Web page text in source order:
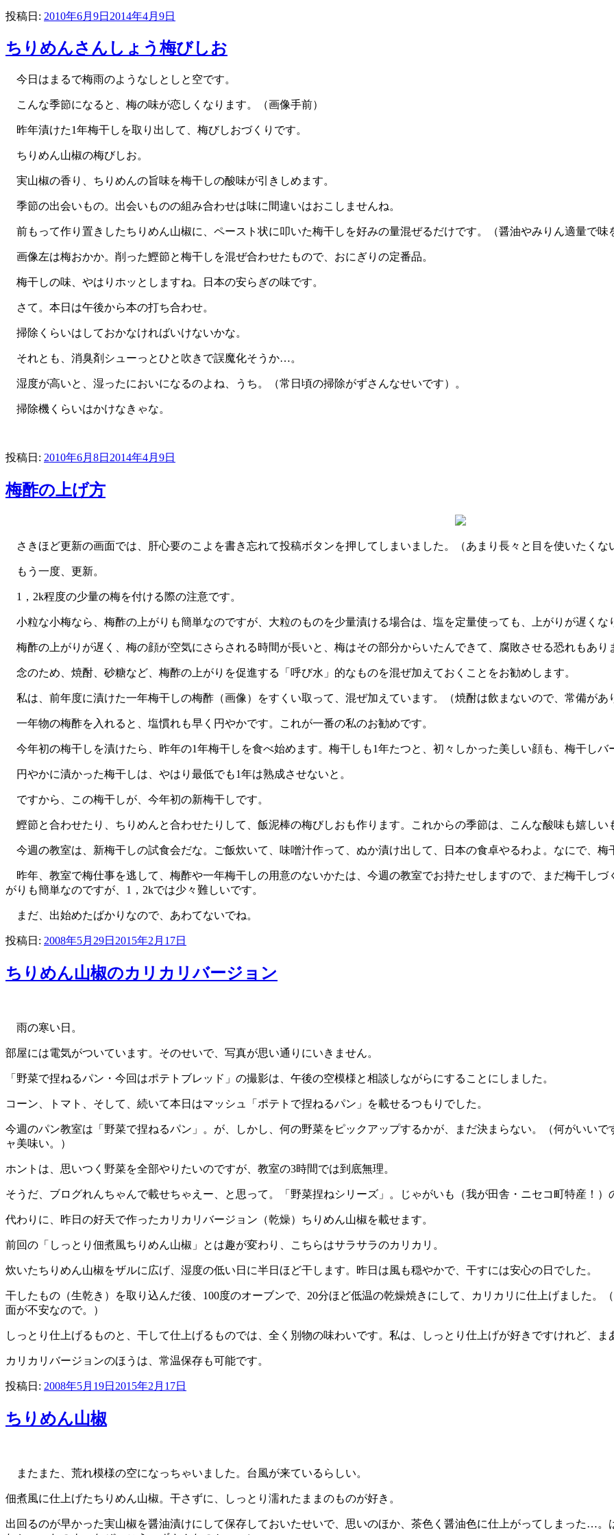
投稿日: 2010年6月9日 2014年4月9日
ちりめんさんしょう梅びしお
今日はまるで梅雨のようなしとしと空です。
こんな季節になると、梅の味が恋しくなります。（画像手前）
昨年漬けた1年梅干しを取り出して、梅びしおづくりです。
ちりめん山椒の梅びしお。
実山椒の香り、ちりめんの旨味を梅干しの酸味が引きしめます。
季節の出会いもの。出会いものの組み合わせは味に間違いはおこしませんね。
前もって作り置きしたちりめん山椒に、ペースト状に叩いた梅干しを好みの量混ぜるだけです。（醤油やみりん適量で味
画像左は梅おかか。削った鰹節と梅干しを混ぜ合わせたもので、おにぎりの定番品。
梅干しの味、やはりホッとしますね。日本の安らぎの味です。
さて。本日は午後から本の打ち合わせ。
掃除くらいはしておかなければいけないかな。
それとも、消臭剤シューっとひと吹きで誤魔化そうか…。
湿度が高いと、湿ったにおいになるのよね、うち。（常日頃の掃除がずさんなせいです）。
掃除機くらいはかけなきゃな。
投稿日: 2010年6月8日 2014年4月9日
梅酢の上げ方
さきほど更新の画面では、肝心要のこよを書き忘れて投稿ボタンを押してしまいました。（あまり長々と目を使いたくな
もう一度、更新。
1，2k程度の少量の梅を付ける際の注意です。
小粒な小梅なら、梅酢の上がりも簡単なのですが、大粒のものを少量漬ける場合は、塩を定量使っても、上がりが遅くな
梅酢の上がりが遅く、梅の顔が空気にさらされる時間が長いと、梅はその部分からいたんできて、腐敗させる恐れもあり
念のため、焼酎、砂糖など、梅酢の上がりを促進する「呼び水」的なものを混ぜ加えておくことをお勧めします。
私は、前年度に漬けた一年梅干しの梅酢（画像）をすくい取って、混ぜ加えています。（焼酎は飲まないので、常備があ
一年物の梅酢を入れると、塩慣れも早く円やかです。これが一番の私のお勧めです。
今年初の梅干しを漬けたら、昨年の1年梅干しを食べ始めます。梅干しも1年たつと、初々しかった美しい顔も、梅干しバ
円やかに漬かった梅干しは、やはり最低でも1年は熟成させないと。
ですから、この梅干しが、今年初の新梅干しです。
鰹節と合わせたり、ちりめんと合わせたりして、飯泥棒の梅びしおも作ります。これからの季節は、こんな酸味も嬉しい
今週の教室は、新梅干しの試食会だな。ご飯炊いて、味噌汁作って、ぬか漬け出して、日本の食卓やるわよ。なにで、梅
昨年、教室で梅仕事を逃して、梅酢や一年梅干しの用意のないかたは、今週の教室でお持たせしますので、まだ梅干し
がりも簡単なのですが、1，2kでは少々難しいです。
まだ、出始めたばかりなので、あわてないでね。
投稿日: 2008年5月29日 2015年2月17日
ちりめん山椒のカリカリバージョン
雨の寒い日。
部屋には電気がついています。そのせいで、写真が思い通りにいきません。
「野菜で捏ねるパン・今回はポテトブレッド」の撮影は、午後の空模様と相談しながらにすることにしました。
コーン、トマト、そして、続いて本日はマッシュ「ポテトで捏ねるパン」を載せるつもりでした。
今週のパン教室は「野菜で捏ねるパン」。が、しかし、何の野菜をピックアップするかが、まだ決まらない。（何がいい
ャ美味い。）
ホントは、思いつく野菜を全部やりたいのですが、教室の3時間では到底無理。
そうだ、ブログれんちゃんで載せちゃえー、と思って。「野菜捏ねシリーズ」。じゃがいも（我が田舎・ニセコ町特産！
代わりに、昨日の好天で作ったカリカリバージョン（乾燥）ちりめん山椒を載せます。
前回の「しっとり佃煮風ちりめん山椒」とは趣が変わり、こちらはサラサラのカリカリ。
炊いたちりめん山椒をザルに広げ、湿度の低い日に半日ほど干します。昨日は風も穏やかで、干すには安心の日でした。
干したもの（生乾き）を取り込んだ後、100度のオーブンで、20分ほど低温の乾燥焼きにして、カリカリに仕上げました。
面が不安なので。）
しっとり仕上げるものと、干して仕上げるものでは、全く別物の味わいです。私は、しっとり仕上げが好きですけれど、
カリカリバージョンのほうは、常温保存も可能です。
投稿日: 2008年5月19日 2015年2月17日
ちりめん山椒
またまた、荒れ模様の空になっちゃいました。台風が来ているらしい。
佃煮風に仕上げたちりめん山椒。干さずに、しっとり濡れたままのものが好き。
出回るのが早かった実山椒を醤油漬けにして保存しておいたせいで、思いのほか、茶色く醤油色に仕上がってしまった…